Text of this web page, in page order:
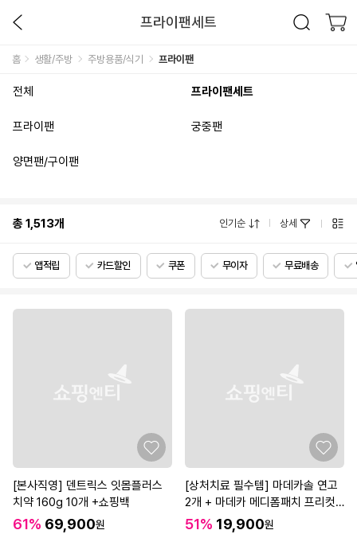
프라이팬세트
홈 생활/주방 주방용품/식기 프라이팬
전체 프라이팬세트
프라이팬 궁중팬
양면팬/구이팬
총1,513개 인기순 상세
앱적립 카드할인 쿠폰 무이자 무료배송
[본사직영] 덴트릭스 잇몸플러스
치약 160g 10개 +쇼핑백
61% 69,900원
[상처치료 필수템] 마데카솔 연고
2개 + 마데카 메디폼패치 프리컷
2매*3개
51% 19,900원